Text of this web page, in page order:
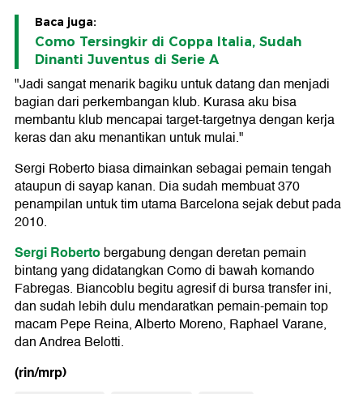
Baca juga:
Como Tersingkir di Coppa Italia, Sudah
Dinanti Juventus di Serie A
"Jadi sangat menarik bagiku untuk datang dan menjadi
bagian dari perkembangan klub. Kurasa aku bisa
membantu klub mencapai target-targetnya dengan kerja
keras dan aku menantikan untuk mulai."
Sergi Roberto biasa dimainkan sebagai pemain tengah
ataupun di sayap kanan. Dia sudah membuat 370
penampilan untuk tim utama Barcelona sejak debut pada
2010.
Sergi Robertobergabung dengan deretan pemain
bintang yang didatangkan Como di bawah komando
Fabregas. Biancoblu begitu agresif di bursa transfer ini,
dan sudah lebih dulu mendaratkan pemain-pemain top
macam Pepe Reina, Alberto Moreno, Raphael Varane,
dan Andrea Belotti.
(rin/mrp)